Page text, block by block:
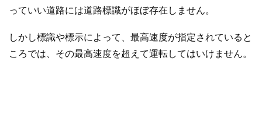
っていい道路には道路標識がほぼ存在しません。
しかし標識や標示によって、最高速度が指定されていると
ころでは、その最高速度を超えて運転してはいけません。